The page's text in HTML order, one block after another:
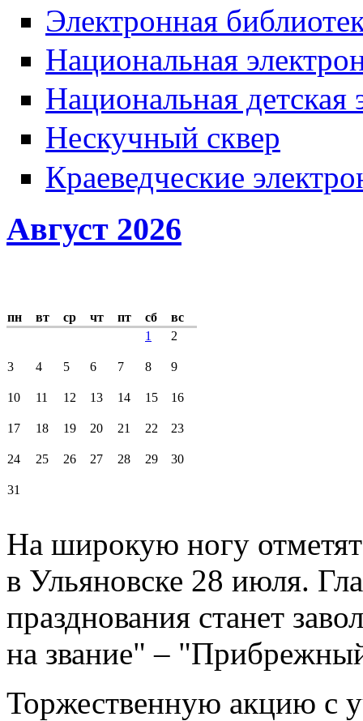
Электронная
Национальная
Национальная детская
Нескучный сквер
Краеведческие
Август 2026
пн вт ср чт пт сб
вс
1
2
3 4 5 6 7 8 9
10 11 12 13 14 15 16
17 18 19 20 21 22 23
24 25 26 27 28 29 30
31
На широкую ногу
в Ульяновске 28 июля.
празднования станет
на звание" –
Торжественную акцию с